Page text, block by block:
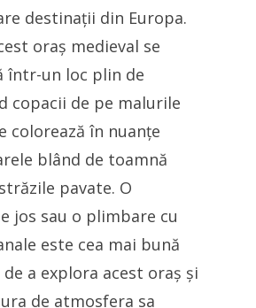
destinații din Europa.
oraș medieval se
într-un loc plin de
copacii de pe malurile
colorează în nuanțe
blând de toamnă
pavate. O
jos sau o plimbare cu
este cea mai bună
a explora acest oraș și
de atmosfera sa